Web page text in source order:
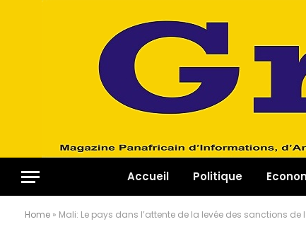
Accueil Politique
Home » Mali: Le pays dans l’attente de la levée des sanctions de